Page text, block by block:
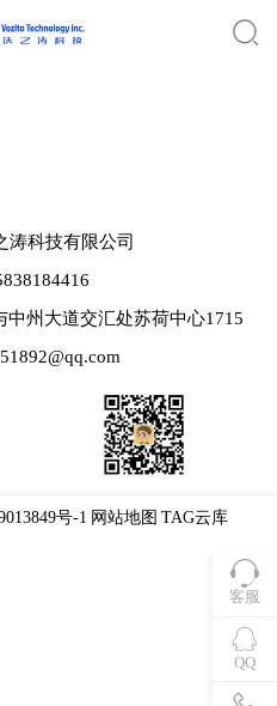
客服
QQ
涛科技有限公司
州大道交汇处苏荷中心1715
号-1 网站地图 TAG云库